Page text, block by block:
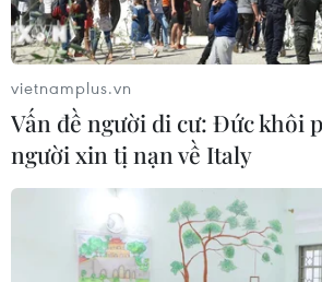
vietnamplus.vn
Vấn đề người di cư: Đức khôi
người xin tị nạn về Italy